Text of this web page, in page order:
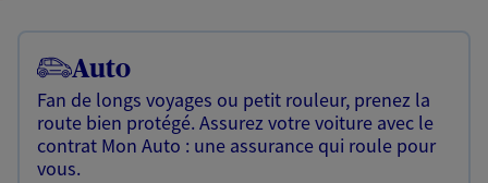
Auto
Fan de longs voyages ou petit rouleur, prenez la
route bien protégé. Assurez votre voiture avec le
contrat Mon Auto : une assurance qui roule pour
vous.